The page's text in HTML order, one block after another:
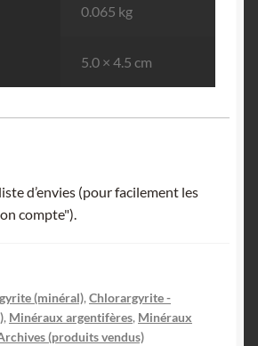
0.065 kg
5.0 × 4.5 cm
d’envies (pour facilement les
compte").
(minéral), Chlorargyrite -
, Minéraux argentifères, Minéraux
(produits vendus)